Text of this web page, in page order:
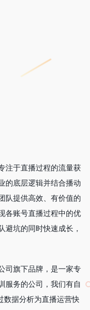
注于直播过程的流量获
的底层逻辑并结合播动
队提供高效、有价值的
各账号直播过程中的优
避坑的同时快速成长，
司旗下品牌，是一家专
服务的公司，我们有自
数据分析为直播运营快